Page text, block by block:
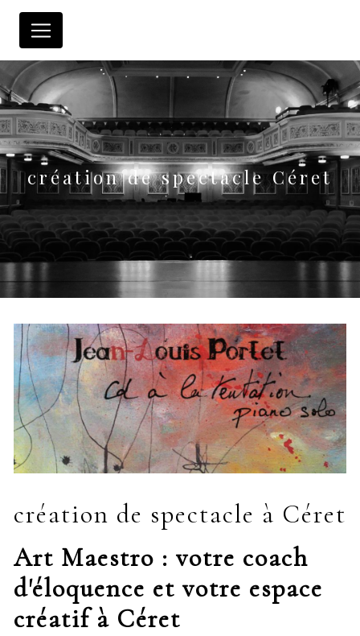
Panneau de gestion des cookies
création de spectacle Céret
création de spectacle à Céret
Art Maestro : votre coach
d'éloquence et votre espace
créatif à Céret